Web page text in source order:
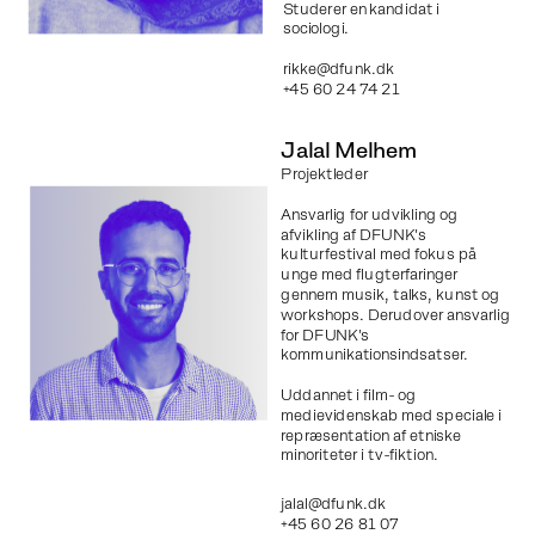
Studerer en kandidat i
sociologi.
rikke@dfunk.dk
+45 60 24 74 21
Jalal Melhem
Projektleder
Ansvarlig for udvikling og
afvikling af DFUNK's
kulturfestival med fokus på
unge med flugterfaringer
gennem musik, talks, kunst og
workshops. Derudover ansvarlig
for DFUNK's
kommunikationsindsatser.
Uddannet i film- og
medievidenskab med speciale i
repræsentation af etniske
minoriteter i tv-fiktion.
jalal @dfunk.dk
+45 60 26 81 07